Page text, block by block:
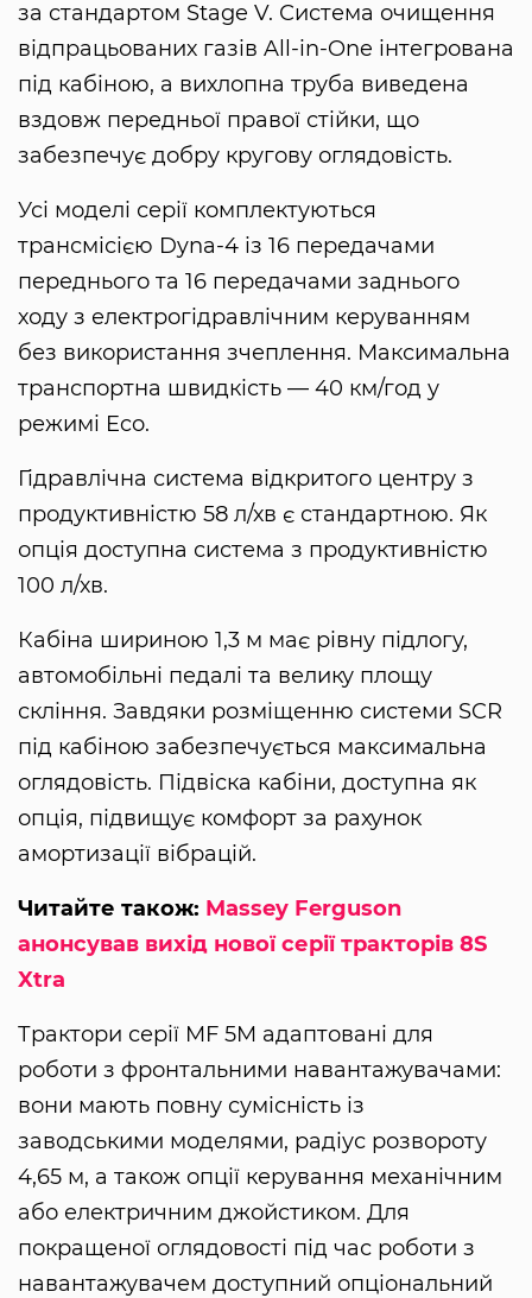
за стандартом Stage V. Система очищення
відпрацьованих газів All-in-One інтегрована
під кабіною, а вихлопна труба виведена
вздовж передньої правої стійки, що
забезпечує добру кругову оглядовість.
Усі моделі серії комплектуються
трансмісією Dyna-4 із 16 передачами
переднього та 16 передачами заднього
ходу з електрогідравлічним керуванням
без використання зчеплення. Максимальна
транспортна швидкість — 40 км/год у
режимі Eco.
Гідравлічна система відкритого центру з
продуктивністю 58 л/хв є стандартною. Як
опція доступна система з продуктивністю
100 л/хв.
Кабіна шириною 1,3 м має рівну підлогу,
автомобільні педалі та велику площу
скління. Завдяки розміщенню системи SCR
під кабіною забезпечується максимальна
оглядовість. Підвіска кабіни, доступна як
опція, підвищує комфорт за рахунок
амортизації вібрацій.
Читайте також: Massey Ferguson
анонсував вихід нової серії тракторів 8S
Xtra
Трактори серії MF 5M адаптовані для
роботи з фронтальними навантажувачами:
вони мають повну сумісність із
заводськими моделями, радіус розвороту
4,65 м, а також опції керування механічним
або електричним джойстиком. Для
покращеної оглядовості під час роботи з
навантажувачем доступний опціональний